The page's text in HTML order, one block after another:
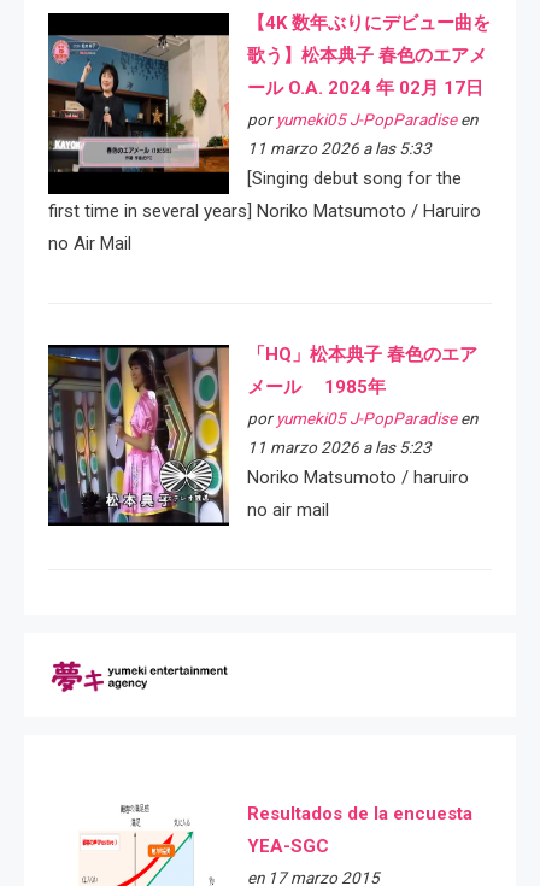
【4K 数年ぶりにデビュー曲を
歌う】松本典子 春色のエアメ
ール O.A. 2024 年 02月 17日
por yumeki05 J-PopParadiseen
11 marzo 2026 a las 5:33
[Singing debut song for the
first time in several years] Noriko Matsumoto / Haruiro
no Air Mail
「HQ」松本典子 春色のエア
メール 1985年
por yumeki05 J-PopParadiseen
11 marzo 2026 a las 5:23
Noriko Matsumoto / haruiro
no air mail
Resultados de la encuesta
YEA-SGC
en 17 marzo 2015